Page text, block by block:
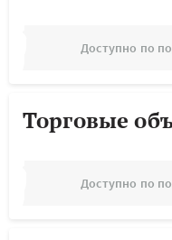
Доступно по
Торговые
Доступно по